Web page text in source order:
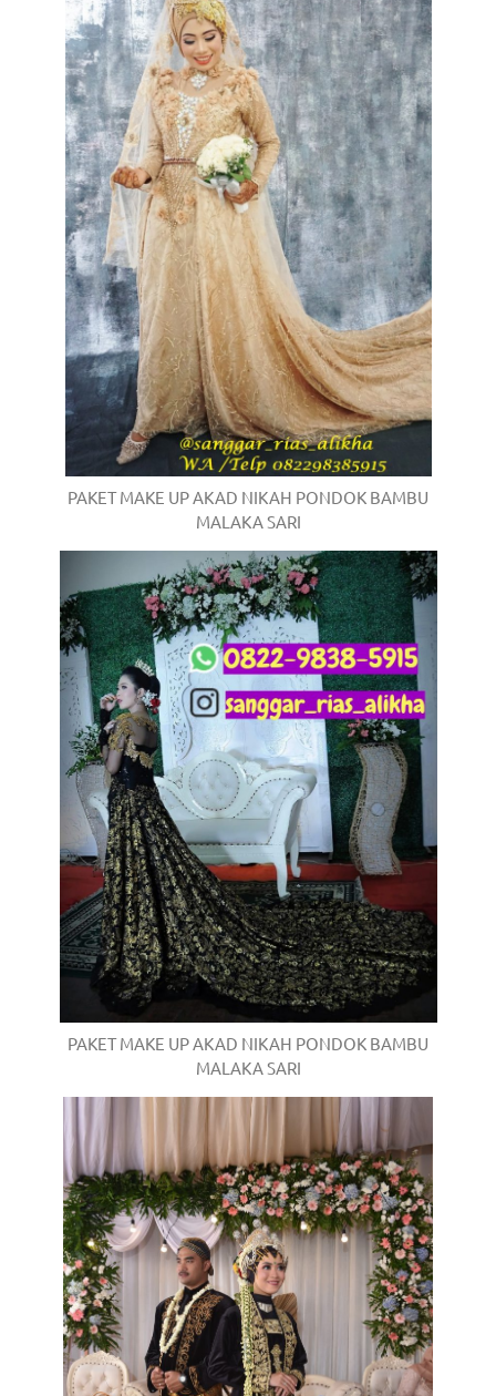
PAKET MAKE UP AKAD NIKAH PONDOK BAMBU
MALAKA SARI
PAKET MAKE UP AKAD NIKAH PONDOK BAMBU
MALAKA SARI